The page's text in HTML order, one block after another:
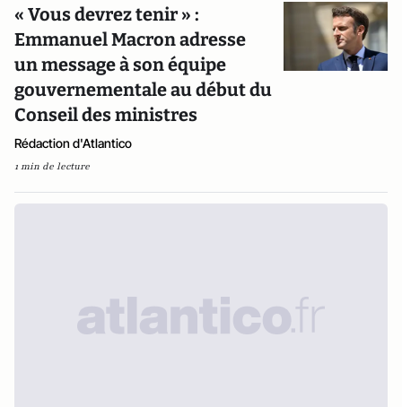
« Vous devrez tenir » :
Emmanuel Macron adresse
un message à son équipe
gouvernementale au début du
Conseil des ministres
Rédaction d'Atlantico
1 min de lecture